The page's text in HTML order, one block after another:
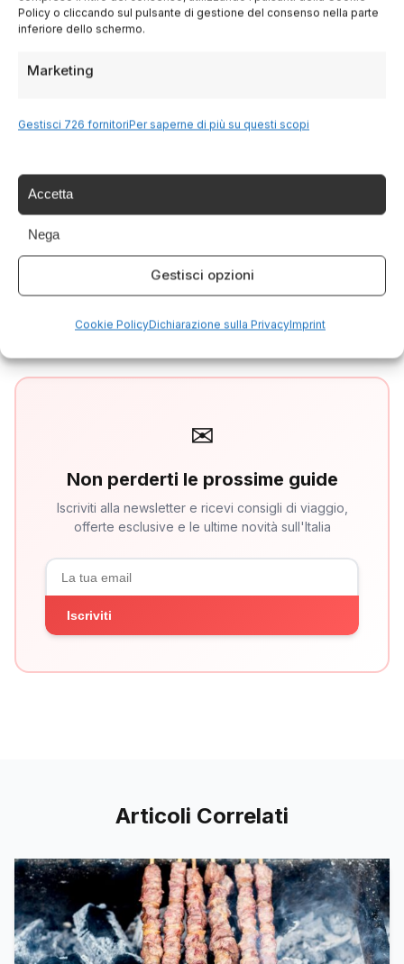
Policy o cliccando sul pulsante di gestione del consenso nella parte
inferiore dello schermo.
Marketing
Gestisci 726 fornitoriPer saperne di più su questi scopi
Accetta
Nega
Gestisci opzioni
Cookie PolicyDichiarazione sulla PrivacyImprint
Facebook
WhatsApp
SCRITTO DA
meraviglie dell'Italia: cultura, tradizioni,
✉
Non perderti le prossime guide
Iscriviti alla newsletter e ricevi consigli di viaggio,
offerte esclusive e le ultime novità sull'Italia
Iscriviti
Articoli Correlati